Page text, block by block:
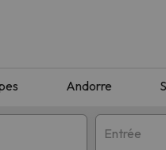
Andorre
Entrée